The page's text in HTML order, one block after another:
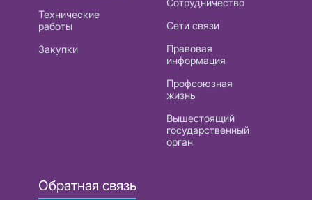
Технические
работы
Закупки
Сотрудничество
Сети связи
Правовая
информация
Профсоюзная
жизнь
Вышестоящий
государственный
орган
Обратная связь